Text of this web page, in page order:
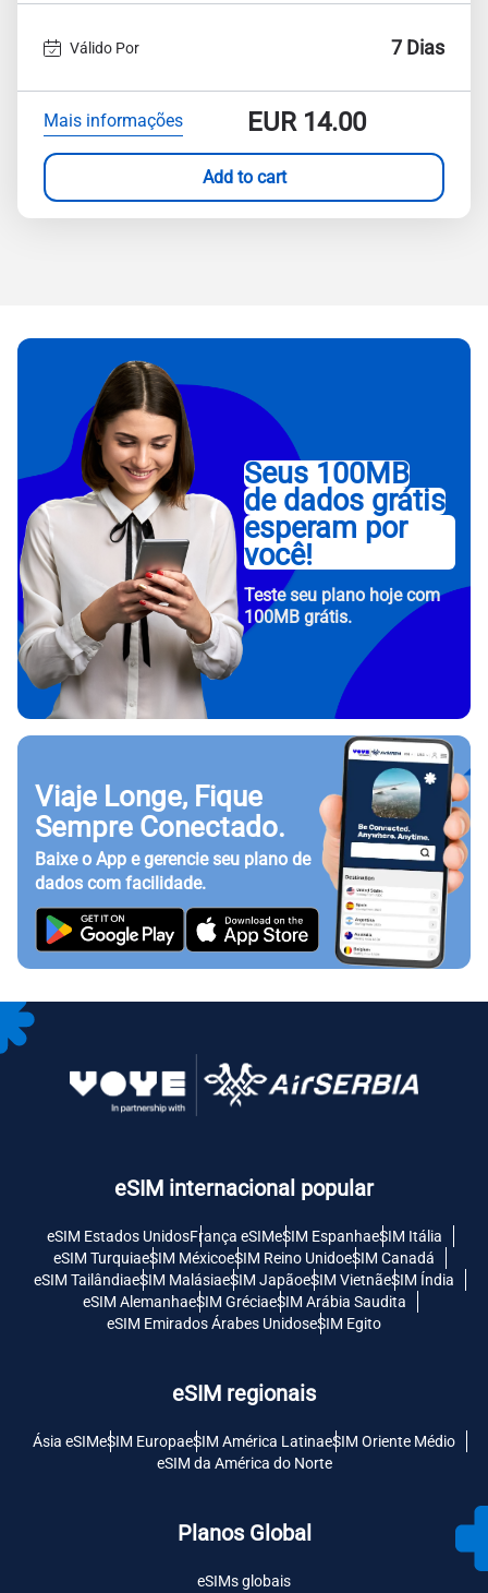
Válido Por 7 Dias
Mais informações EUR14.00
Add to cart
Seus 100MB
de dados grátis
esperam por
você!
Teste seu plano hoje com
100MB grátis.
Viaje Longe, Fique
Sempre Conectado.
Baixe o App e gerencie seu plano de
dados com facilidade.
eSIM internacional popular
eSIM Estados UnidosFrança eSIMeSIM EspanhaeSIM Itália
eSIM TurquiaeSIM MéxicoeSIM Reino UnidoeSIM Canadá
eSIM TailândiaeSIM MalásiaeSIM JapãoeSIM VietnãeSIM Índia
eSIM AlemanhaeSIM GréciaeSIM Arábia Saudita
eSIM Emirados Árabes UnidoseSIM Egito
eSIM regionais
Ásia eSIMeSIM EuropaeSIM América LatinaeSIM Oriente Médio
eSIM da América do Norte
Planos Global
eSIMs globais